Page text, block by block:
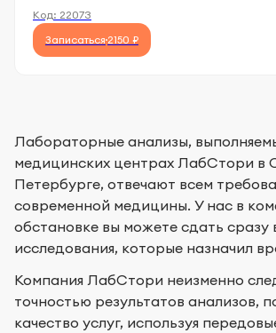
Код: 22073
Записаться 2150 ₽
Лабораторные анализы,
медицинских центрах ЛабСтори в
Петербурге, отвечают всем
современной медицины. У нас в
обстановке вы можете сдать сразу
исследования, которые назначил
Компания ЛабСтори неизменно
точностью результатов анализов,
качество услуг, используя